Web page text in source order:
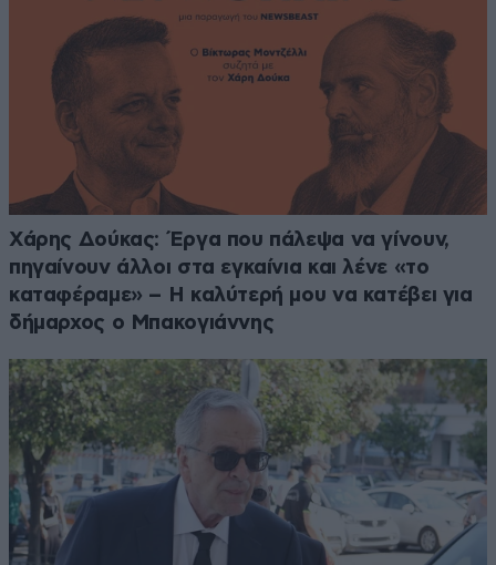
Χάρης Δούκας: Έργα που πάλεψα να γίνουν,
πηγαίνουν άλλοι στα εγκαίνια και λένε «το
καταφέραμε» – Η καλύτερή μου να κατέβει για
δήμαρχος ο Μπακογιάννης